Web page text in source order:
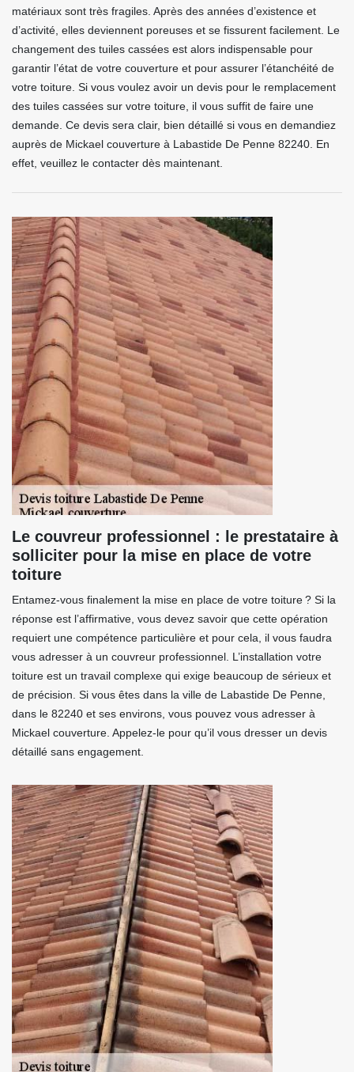
matériaux sont très fragiles. Après des années d’existence et
d’activité, elles deviennent poreuses et se fissurent facilement. Le
changement des tuiles cassées est alors indispensable pour
garantir l’état de votre couverture et pour assurer l’étanchéité de
votre toiture. Si vous voulez avoir un devis pour le remplacement
des tuiles cassées sur votre toiture, il vous suffit de faire une
demande. Ce devis sera clair, bien détaillé si vous en demandiez
auprès de Mickael couverture à Labastide De Penne 82240. En
effet, veuillez le contacter dès maintenant.
Le couvreur professionnel : le prestataire à
solliciter pour la mise en place de votre
toiture
Entamez-vous finalement la mise en place de votre toiture ? Si la
réponse est l’affirmative, vous devez savoir que cette opération
requiert une compétence particulière et pour cela, il vous faudra
vous adresser à un couvreur professionnel. L’installation votre
toiture est un travail complexe qui exige beaucoup de sérieux et
de précision. Si vous êtes dans la ville de Labastide De Penne,
dans le 82240 et ses environs, vous pouvez vous adresser à
Mickael couverture. Appelez-le pour qu’il vous dresser un devis
détaillé sans engagement.